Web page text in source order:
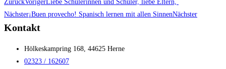
ZurückVorigerLiebe Schülerinnen und Schüler, liebe Eltern,
Nächster¡Buen provecho! Spanisch lernen mit allen SinnenNächster
Kontakt
Hölkeskampring 168, 44625 Herne
02323 / 162607